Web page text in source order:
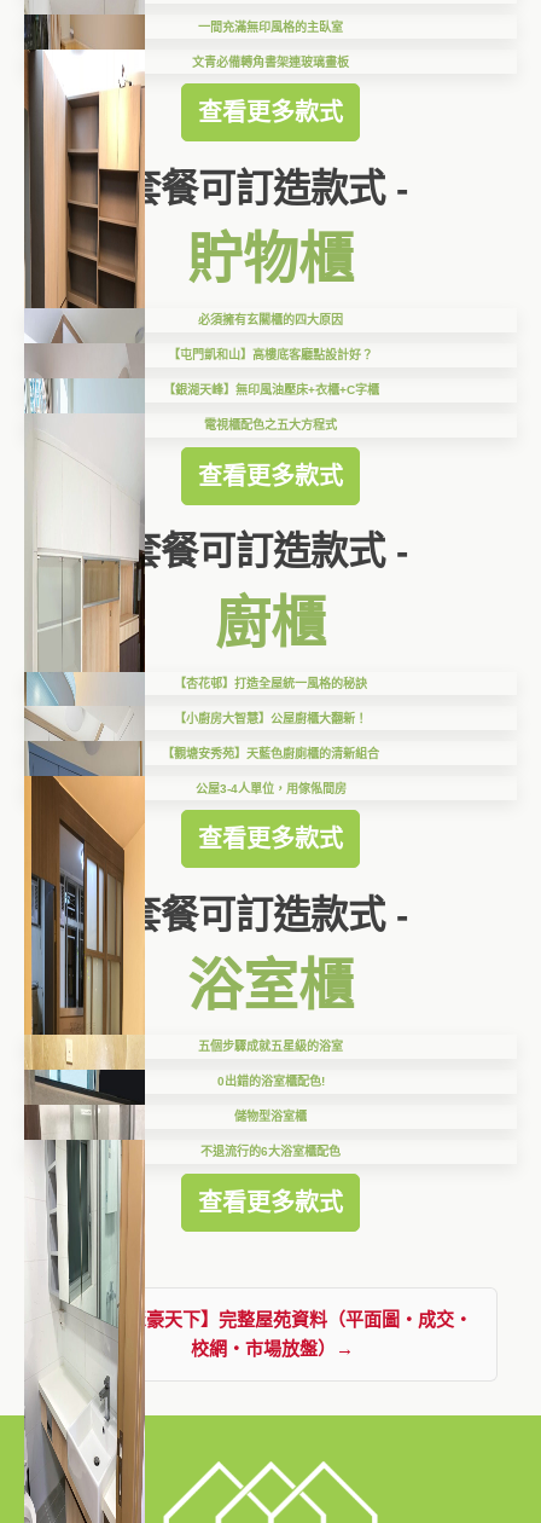
一間充滿無印風格的主臥室
文青必備轉角書架連玻璃畫板
查看更多款式
套餐可訂造款式 -
貯物櫃
必須擁有玄關櫃的四大原因
【屯門凱和山】高樓底客廳點設計好？
【銀湖天峰】無印風油壓床+衣櫃+C字櫃
電視櫃配色之五大方程式
查看更多款式
套餐可訂造款式 -
廚櫃
【杏花邨】打造全屋統一風格的秘訣
【小廚房大智慧】公屋廚櫃大翻新！
【觀塘安秀苑】天藍色廚廁櫃的清新組合
公屋3-4人單位，用傢俬間房
查看更多款式
套餐可訂造款式 -
浴室櫃
五個步驟成就五星級的浴室
0出錯的浴室櫃配色!
儲物型浴室櫃
不退流行的6大浴室櫃配色
查看更多款式
查看【聚豪天下】完整屋苑資料（平面圖・成交・
校網・市場放盤）→